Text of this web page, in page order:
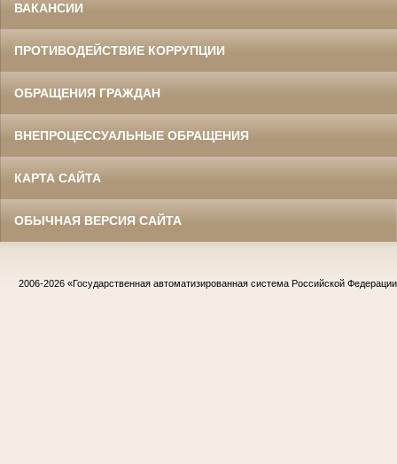
ВАКАНСИИ
ПРОТИВОДЕЙСТВИЕ КОРРУПЦИИ
ОБРАЩЕНИЯ ГРАЖДАН
ВНЕПРОЦЕССУАЛЬНЫЕ ОБРАЩЕНИЯ
КАРТА САЙТА
ОБЫЧНАЯ ВЕРСИЯ САЙТА
2006-2026 «Государственная автоматизированная система Российской